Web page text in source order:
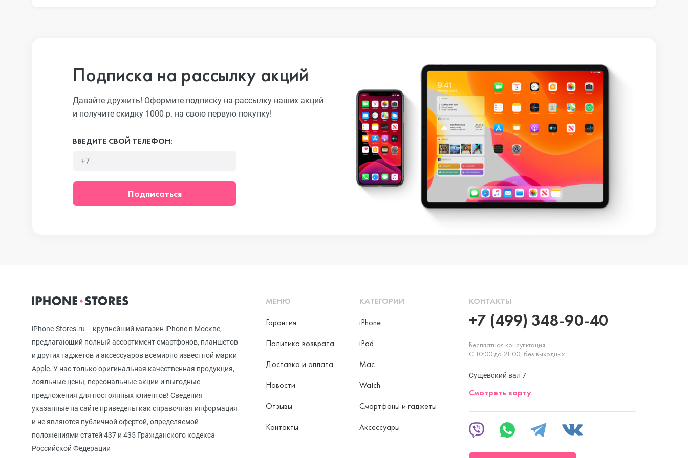
iPhone 11 Pro Max
iPhone 11 Pro
iPhone 11
iPhone XS Max
Подписка на рассылку акций
Давайте дружить! Оформите подписку на рассылку наших акций
и получите скидку 1000 р. на свою первую покупку!
ВВЕДИТЕ СВОЙ ТЕЛЕФОН:
Подписаться
iPhone-Stores.ru – крупнейший магазин iPhone в Москве,
предлагающий полный ассортимент смартфонов, планшетов
и других гаджетов и аксессуаров всемирно известной марки
Apple. У нас только оригинальная качественная продукция,
лояльные цены, персональные акции и выгодные
предложения для постоянных клиентов! Сведения
указанные на сайте приведены как справочная информация
и не являются публичной офертой, определяемой
положениями статей 437 и 435 Гражданского кодекса
Российской Федерации
МЕНЮ
Гарантия
Политика возврата
Доставка и оплата
Новости
Отзывы
Контакты
КАТЕГОРИИ
iPhone
iPad
Mac
Watch
Смартфоны и гаджеты
Аксессуары
КОНТАКТЫ
+7 (499) 348-90-40
Бесплатная консультация
С 10:00 до 21:00, без выходных
Сущевский вал 7
Смотреть карту